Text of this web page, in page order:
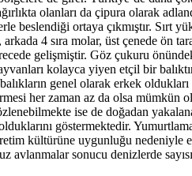
olanları da çipura olarak
beslendiği ortaya çıkmıştır. Sırt
4 sıra molar, üst çenede ön
gelişmiştir. Göz çukuru
kolayca yiyen etçil bir
genel olarak erkek
her zaman az da olsa
ise de doğadan
göstermektedir.
kültürüne uygunluğu nedeniyle
avlanmalar sonucu denizlerde